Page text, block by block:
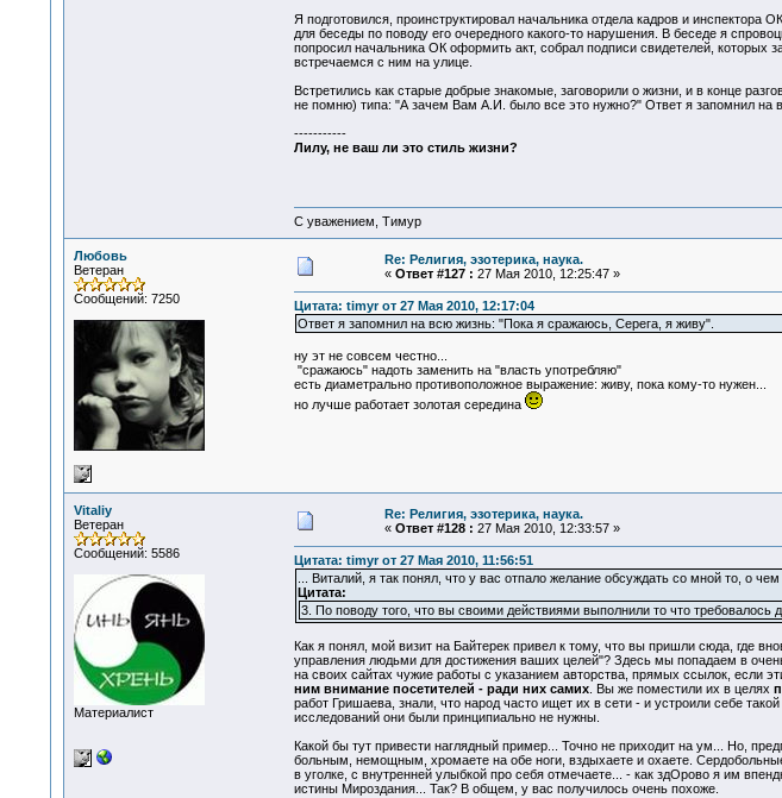
Я подготовился, проинструктировал начальника отдела кадров и
для беседы по поводу его очередного какого-то нарушения. В беседе я
попросил начальника ОК оформить акт, собрал подписи свидетелей,
встречаемся с ним на улице.
Встретились как старые добрые знакомые, заговорили о жизни, и в конце
не помню) типа: "А зачем Вам А.И. было все это нужно?" Ответ я запомнил на
-----------
Лилу, не ваш ли это стиль жизни?
С уважением, Тимур
Любовь
Ветеран
Сообщений: 7250
Re: Религия, эзотерика, наука.
« Ответ #127 : 27 Мая 2010, 12:25:47 »
Цитата: timyr от 27 Мая 2010, 12:17:04
Ответ я запомнил на всю жизнь: "Пока я сражаюсь, Серега, я живу".
ну эт не совсем честно...
"сражаюсь" надоть заменить на "власть употребляю"
есть диаметрально противоположное выражение: живу, пока кому-то нужен...
но лучше работает золотая середина
Vitaliy
Ветеран
Сообщений: 5586
Материалист
Re: Религия, эзотерика, наука.
« Ответ #128 : 27 Мая 2010, 12:33:57 »
Цитата: timyr от 27 Мая 2010, 11:56:51
... Виталий, я так понял, что у вас отпало желание обсуждать со мной то, о
Цитата:
3. По поводу того, что вы своими действиями выполнили то что требовалось
Как я понял, мой визит на Байтерек привел к тому, что вы пришли сюда, где
управления людьми для достижения ваших целей"? Здесь мы попадаем в
на своих сайтах чужие работы с указанием авторства, прямых ссылок, если
ним внимание посетителей - ради них самих. Вы же поместили их в целях
работ Гришаева, знали, что народ часто ищет их в сети - и устроили себе
исследований они были принципиально не нужны.
Какой бы тут привести наглядный пример... Точно не приходит на ум... Но,
больным, немощным, хромаете на обе ноги, вздыхаете и охаете.
в уголке, с внутренней улыбкой про себя отмечаете... - как здОрово я им
истины Мироздания... Так? В общем, у вас получилось очень похоже.